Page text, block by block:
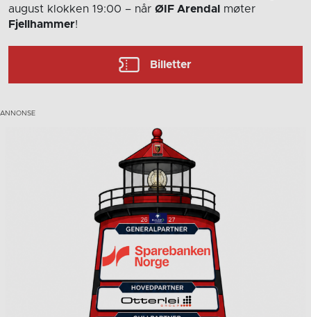
august klokken 19:00 – når ØIF Arendal
møter
Fjellhammer!
Billetter